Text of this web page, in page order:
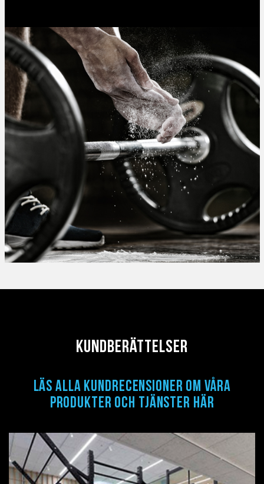
Kundberättelser
LÄS ALLA KUNDRECENSIONER OM VÅRA
PRODUKTER OCH TJÄNSTER HÄR